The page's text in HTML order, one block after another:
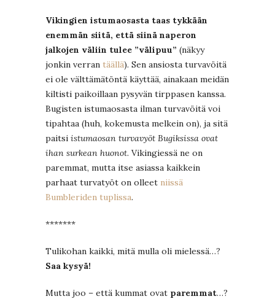
Vikingien istumaosasta taas tykkään
enemmän siitä, että siinä naperon
jalkojen väliin tulee ”välipuu” (näkyy
jonkin verran täällä). Sen ansiosta turvavöitä
ei ole välttämätöntä käyttää, ainakaan meidän
kiltisti paikoillaan pysyvän tirppasen kanssa.
Bugisten istumaosasta ilman turvavöitä voi
tipahtaa (huh, kokemusta melkein on), ja sitä
paitsi istumaosan turvavyöt Bugiksissa ovat
ihan surkean huonot. Vikingiessä ne on
paremmat, mutta itse asiassa kaikkein
parhaat turvatyöt on olleet niissä
Bumbleriden tuplissa.
*******
Tulikohan kaikki, mitä mulla oli mielessä…?
Saa kysyä!
Mutta joo – että kummat ovat paremmat…?